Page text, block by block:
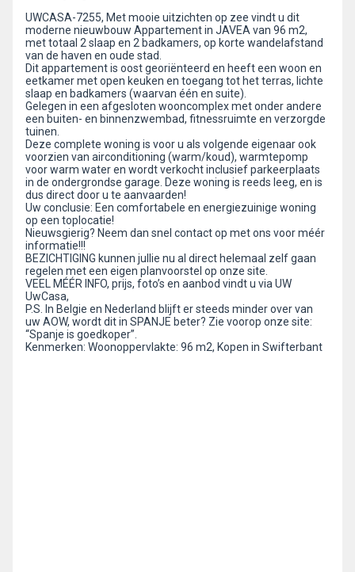
UWCASA-7255, Met mooie uitzichten op zee vindt u dit
moderne nieuwbouw Appartement in JAVEA van 96 m2,
met totaal 2 slaap en 2 badkamers, op korte wandelafstand
van de haven en oude stad.
Dit appartement is oost georiënteerd en heeft een woon en
eetkamer met open keuken en toegang tot het terras, lichte
slaap en badkamers (waarvan één en suite).
Gelegen in een afgesloten wooncomplex met onder andere
een buiten- en binnenzwembad, fitnessruimte en verzorgde
tuinen.
Deze complete woning is voor u als volgende eigenaar ook
voorzien van airconditioning (warm/koud), warmtepomp
voor warm water en wordt verkocht inclusief parkeerplaats
in de ondergrondse garage. Deze woning is reeds leeg, en is
dus direct door u te aanvaarden!
Uw conclusie: Een comfortabele en energiezuinige woning
op een toplocatie!
Nieuwsgierig? Neem dan snel contact op met ons voor méér
informatie!!!
BEZICHTIGING kunnen jullie nu al direct helemaal zelf gaan
regelen met een eigen planvoorstel op onze site.
VEEL MÉÉR INFO, prijs, foto’s en aanbod vindt u via UW
UwCasa,
P.S. In Belgie en Nederland blijft er steeds minder over van
uw AOW, wordt dit in SPANJE beter? Zie voorop onze site:
“Spanje is goedkoper”.
Kenmerken: Woonoppervlakte: 96 m2, Kopen in Swifterbant